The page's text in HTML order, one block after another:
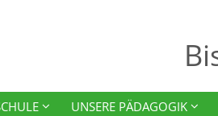
UNSERE PÄDAGOGIK